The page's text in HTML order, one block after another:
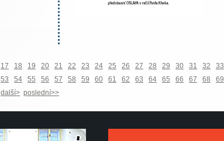
17 18 19 20 21 22 23 24 25 26 27 28 29 30 31 32
33
53 54 55 56 57 58 59 60 61 62 63 64 65 66 67 68
69
další> poslední>>